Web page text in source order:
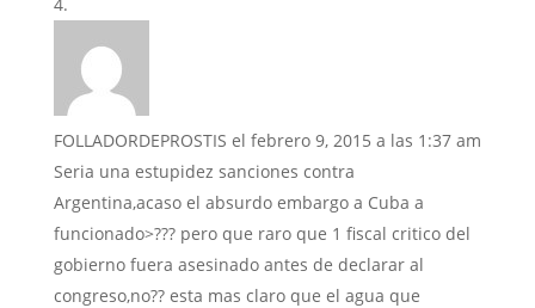
FOLLADORDEPROSTIS el febrero 9, 2015 a las 1:37 am
Seria una estupidez sanciones contra
Argentina,acaso el absurdo embargo a Cuba a
funcionado>??? pero que raro que 1 fiscal critico del
gobierno fuera asesinado antes de declarar al
congreso,no?? esta mas claro que el agua que